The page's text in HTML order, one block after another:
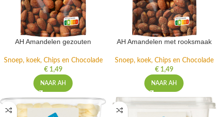
AH Amandelen gezouten
Snoep, koek, Chips en Chocolade
€1,49
NAAR AH
AH Amandelen met rooksmaak
Snoep, koek, Chips en Chocolade
€1,49
NAAR AH